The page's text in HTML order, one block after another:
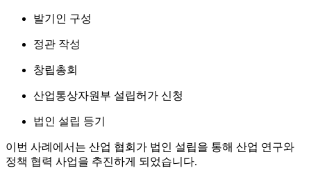
발기인 구성
정관 작성
창립총회
산업통상자원부 설립허가 신청
법인 설립 등기
이번 사례에서는 산업 협회가 법인 설립을 통해 산업 연구와
정책 협력 사업을 추진하게 되었습니다.